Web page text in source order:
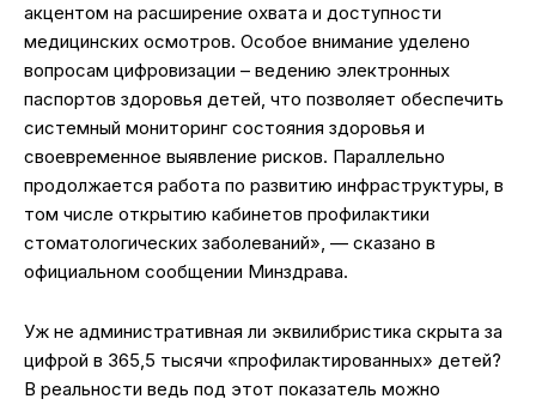
акцентом на расширение охвата и доступности
медицинских осмотров. Особое внимание уделено
вопросам цифровизации – ведению электронных
паспортов здоровья детей, что позволяет обеспечить
системный мониторинг состояния здоровья и
своевременное выявление рисков. Параллельно
продолжается работа по развитию инфраструктуры, в
том числе открытию кабинетов профилактики
стоматологических заболеваний», — сказано в
официальном сообщении Минздрава.
Уж не административная ли эквилибристика скрыта за
цифрой в 365,5 тысячи «профилактированных» детей?
В реальности ведь под этот показатель можно